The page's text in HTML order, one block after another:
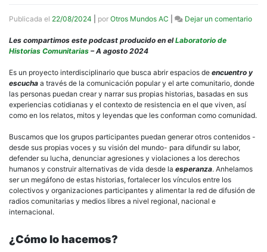
Publicada el 22/08/2024 por Otros Mundos AC Dejar un comentarioen
las
Les compartimos este podcast producido en elLaboratorio de
Historias Comunitarias – A agosto 2024
Es un proyecto interdisciplinario que busca abrir espacios de encuentro y
escucha a través de la comunicación popular y el arte comunitario, donde
las personas puedan crear y narrar sus propias historias, basadas en sus
experiencias cotidianas y el contexto de resistencia en el que viven, así
como en los relatos, mitos y leyendas que les conforman como comunidad.
Buscamos que los grupos participantes puedan generar otros contenidos -
desde sus propias voces y su visión del mundo- para difundir su labor,
defender su lucha, denunciar agresiones y violaciones a los derechos
humanos y construir alternativas de vida desde la esperanza. Anhelamos
ser un megáfono de estas historias, fortalecer los vínculos entre los
colectivos y organizaciones participantes y alimentar la red de difusión de
radios comunitarias y medios libres a nivel regional, nacional e
internacional.
¿Cómo lo hacemos?